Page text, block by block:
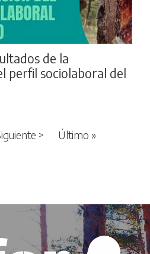
de la
perfil sociolaboral del
>Siguiente página
Último »Última